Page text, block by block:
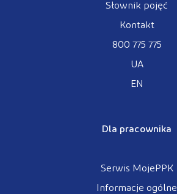
Słownik pojęć
Kontakt
800 775 775
UA
EN
Dla pracownika
Serwis MojePPK
Informacje ogólne